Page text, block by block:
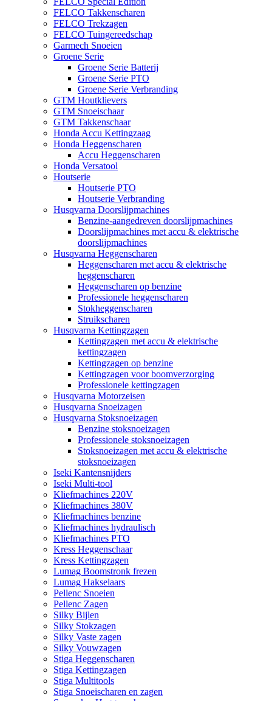
FELCO Takkenscharen
FELCO Trekzagen
FELCO Tuingereedschap
Garmech Snoeien
Groene Serie
Groene Serie Batterij
Groene Serie PTO
Groene Serie Verbranding
GTM Houtklievers
GTM Snoeischaar
GTM Takkenschaar
Honda Accu Kettingzaag
Honda Heggenscharen
Accu Heggenscharen
Honda Versatool
Houtserie
Houtserie PTO
Houtserie Verbranding
Husqvarna Doorslijpmachines
Benzine-aangedreven doorslijpmachines
Doorslijpmachines met accu & elektrische
doorslijpmachines
Husqvarna Heggenscharen
Heggenscharen met accu & elektrische
heggenscharen
Heggenscharen op benzine
Professionele heggenscharen
Stokheggenscharen
Struikscharen
Husqvarna Kettingzagen
Kettingzagen met accu & elektrische
kettingzagen
Kettingzagen op benzine
Kettingzagen voor boomverzorging
Professionele kettingzagen
Husqvarna Motorzeisen
Husqvarna Snoeizagen
Husqvarna Stoksnoeizagen
Benzine stoksnoeizagen
Professionele stoksnoeizagen
Stoksnoeizagen met accu & elektrische
stoksnoeizagen
Iseki Kantensnijders
Iseki Multi-tool
Kliefmachines 220V
Kliefmachines 380V
Kliefmachines benzine
Kliefmachines hydraulisch
Kliefmachines PTO
Kress Heggenschaar
Kress Kettingzagen
Lumag Boomstronk frezen
Lumag Hakselaars
Pellenc Snoeien
Pellenc Zagen
Silky Bijlen
Silky Stokzagen
Silky Vaste zagen
Silky Vouwzagen
Stiga Heggenscharen
Stiga Kettingzagen
Stiga Multitools
Stiga Snoeischaren en zagen